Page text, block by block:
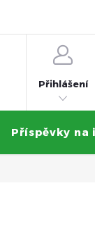
Přihlášení
Příspěvky